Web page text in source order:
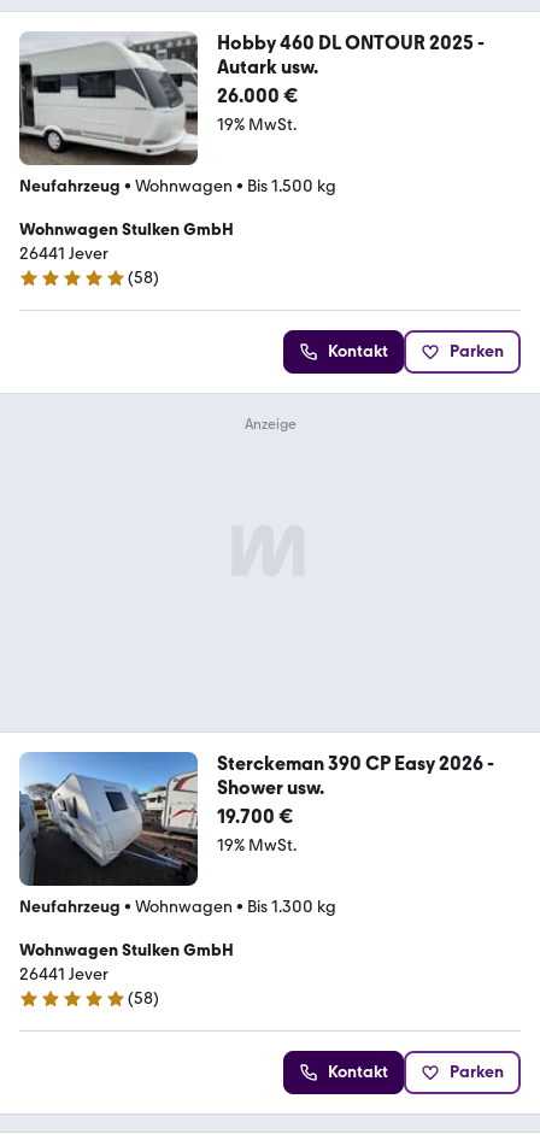
Hobby 460 DL ONTOUR 2025 -
Autark usw.
26.000 €
19% MwSt.
Neufahrzeug • Wohnwagen • Bis 1.500 kg
Wohnwagen Stulken GmbH
26441 Jever
4.8 Sterne
(58)
Kontakt Parken
Sterckeman 390 CP Easy 2026 -
Shower usw.
19.700 €
19% MwSt.
Neufahrzeug • Wohnwagen • Bis 1.300 kg
Wohnwagen Stulken GmbH
26441 Jever
4.8 Sterne
(58)
Kontakt Parken